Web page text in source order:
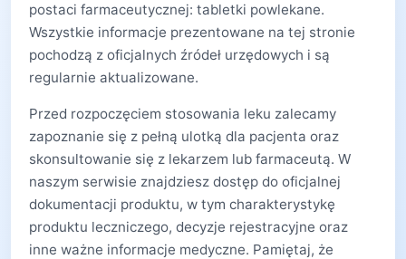
postaci farmaceutycznej: tabletki powlekane.
Wszystkie informacje prezentowane na tej stronie
pochodzą z oficjalnych źródeł urzędowych i są
regularnie aktualizowane.
Przed rozpoczęciem stosowania leku zalecamy
zapoznanie się z pełną ulotką dla pacjenta oraz
skonsultowanie się z lekarzem lub farmaceutą. W
naszym serwisie znajdziesz dostęp do oficjalnej
dokumentacji produktu, w tym charakterystykę
produktu leczniczego, decyzje rejestracyjne oraz
inne ważne informacje medyczne. Pamiętaj, że